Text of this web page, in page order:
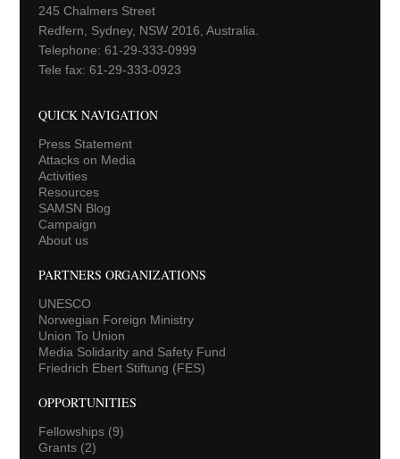
245 Chalmers Street
Redfern, Sydney, NSW 2016, Australia.
Telephone: 61-29-333-0999
Tele fax: 61-29-333-0923
QUICK NAVIGATION
Press Statement
Attacks on Media
Activities
Resources
SAMSN Blog
Campaign
About us
PARTNERS ORGANIZATIONS
UNESCO
Norwegian Foreign Ministry
Union To Union
Media Solidarity and Safety Fund
Friedrich Ebert Stiftung (FES)
OPPORTUNITIES
Fellowships(9)
Grants(2)